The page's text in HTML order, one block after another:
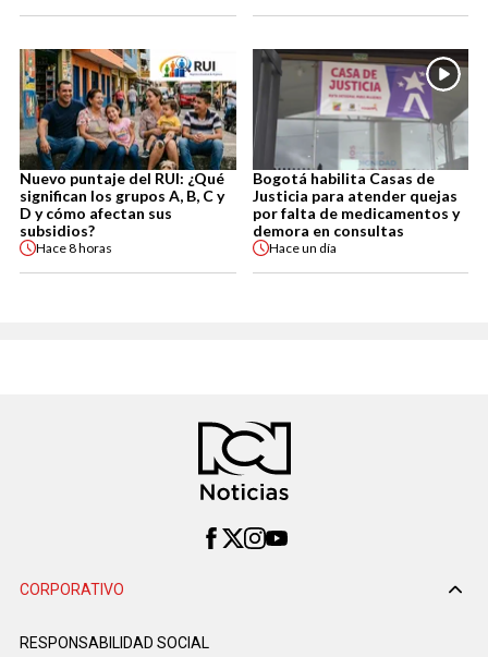
Nuevo puntaje del RUI: ¿Qué
significan los grupos A, B, C y
D y cómo afectan sus
subsidios?
Hace8 horas
Bogotá habilita Casas de
Justicia para atender quejas
por falta de medicamentos y
demora en consultas
Haceun día
CORPORATIVO
RESPONSABILIDAD SOCIAL